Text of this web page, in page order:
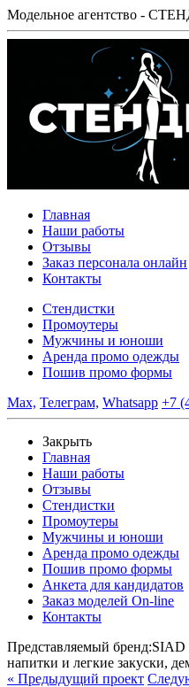
Модельное агентство -
Главная
Наши работы
Отзывы
Заказ персонала онлайн
Контакты
Стендистки
Промоутеры
Мужчины и юноши
Аренда промо одежды
Пошив промо формы
Max, Телеграм, Whatsapp +7
Закрыть
Главная
Наши работы
Отзывы
Стендистки
Промоутеры
Мужчины и юноши
Аренда промо одежды
Пошив промо формы
Анкета для кандидатов
Заказ моделей On-line
Контакты
Представляемый бренд:SIAD
напитки и легкие закуски,
« Предыдущий проект